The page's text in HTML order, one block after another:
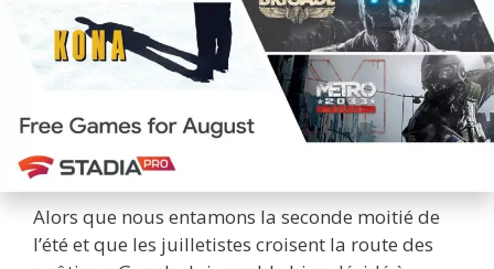
Alors que nous entamons la seconde moitié de
l’été et que les juilletistes croisent la route des